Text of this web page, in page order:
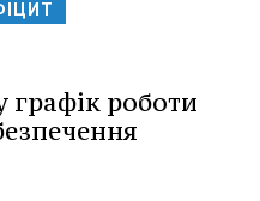
графік роботи